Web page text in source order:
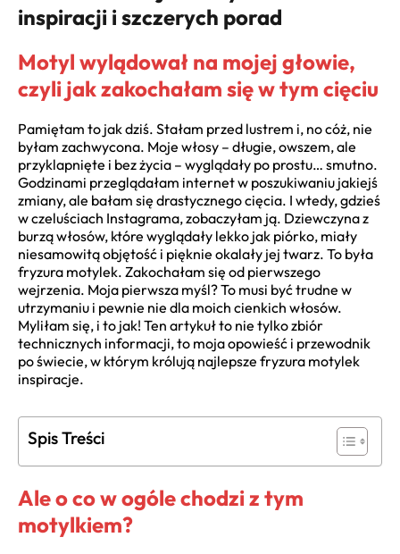
inspiracji i szczerych porad
Motyl wylądował na mojej głowie,
czyli jak zakochałam się w tym cięciu
Pamiętam to jak dziś. Stałam przed lustrem i, no cóż, nie
byłam zachwycona. Moje włosy – długie, owszem, ale
przyklapnięte i bez życia – wyglądały po prostu… smutno.
Godzinami przeglądałam internet w poszukiwaniu jakiejś
zmiany, ale bałam się drastycznego cięcia. I wtedy, gdzieś
w czeluściach Instagrama, zobaczyłam ją. Dziewczyna z
burzą włosów, które wyglądały lekko jak piórko, miały
niesamowitą objętość i pięknie okalały jej twarz. To była
fryzura motylek. Zakochałam się od pierwszego
wejrzenia. Moja pierwsza myśl? To musi być trudne w
utrzymaniu i pewnie nie dla moich cienkich włosów.
Myliłam się, i to jak! Ten artykuł to nie tylko zbiór
technicznych informacji, to moja opowieść i przewodnik
po świecie, w którym królują najlepsze fryzura motylek
inspiracje.
Spis Treści
Ale o co w ogóle chodzi z tym
motylkiem?